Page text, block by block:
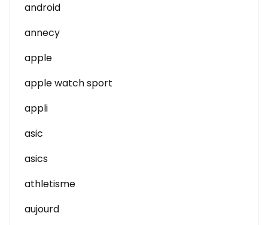
android
annecy
apple
apple watch sport
appli
asic
asics
athletisme
aujourd